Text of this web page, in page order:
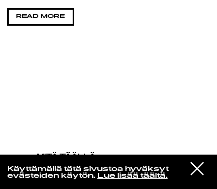
Käyttämällä tätä sivustoa hyväksyt
evästeiden käytön. Lue lisää täältä.
VIESTI
STUDIOON
MITÄ TÄÄLLÄ
Shins, The
Australia
READ MORE